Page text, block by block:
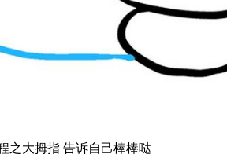
之大拇指 告诉自己棒棒哒